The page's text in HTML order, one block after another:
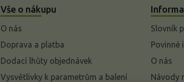
Vše o nákupu
O nás
Doprava a platba
Dodací lhůty objednávek
Vysvětlivky k parametrům a balení
Slovník
Povinné
O nás
Návody